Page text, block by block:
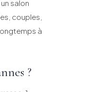
salon
couples,
à
?